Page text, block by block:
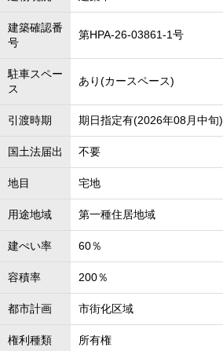
建築確認番
号
第HPA-26-03861-1号
駐車スペー
ス
あり(カースペース)
引渡時期 期日指定有(2026年08月中旬)
国土法届出 不要
地目 宅地
用途地域 第一種住居地域
建ぺい率 60％
容積率 200％
都市計画 市街化区域
権利種類 所有権